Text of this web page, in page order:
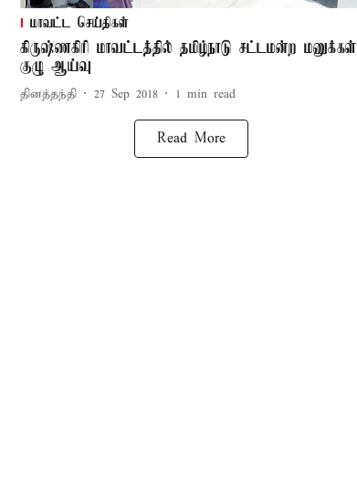
மாவட்ட செய்திகள்
கிருஷ்ணகிரி மாவட்டத்தில் தமிழ்நாடு சட்டமன்ற மனுக்கள்
குழு ஆய்வு
தினத்தந்தி 27 Sep 2018 1 min read
Read More